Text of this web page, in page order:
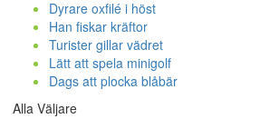
Dyrare oxfilé i höst
Han fiskar kräftor
Turister gillar vädret
Lätt att spela minigolf
Dags att plocka blåbär
Alla Väljare